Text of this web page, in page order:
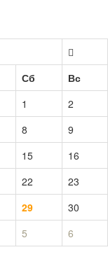
Сб
Вс
1
2
8
9
15
16
22
23
29
30
5 6